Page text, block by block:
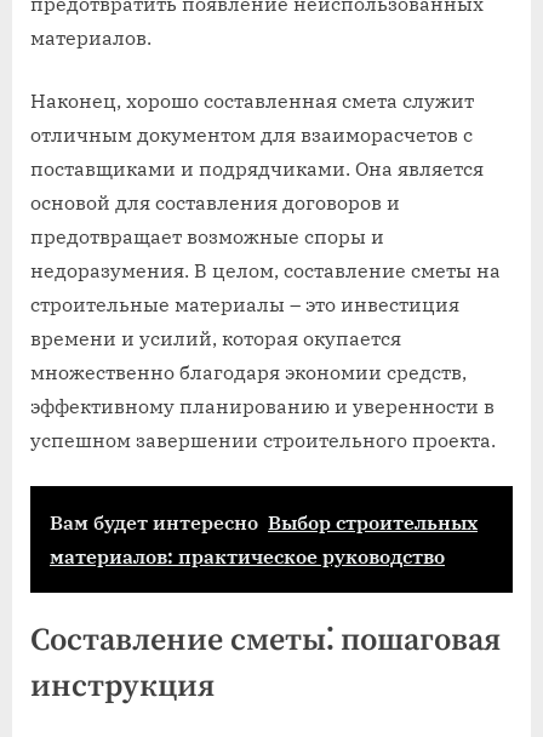
материалов.
Наконец, хорошо составленная смета служит
отличным документом для взаиморасчетов с
поставщиками и подрядчиками. Она является
основой для составления договоров и
предотвращает возможные споры и
недоразумения. В целом, составление сметы на
строительные материалы – это инвестиция
времени и усилий, которая окупается
множественно благодаря экономии средств,
эффективному планированию и уверенности в
успешном завершении строительного проекта.
Вам будет интересно Выбор строительных
материалов: практическое руководство
Составление сметы⁚ пошаговая
инструкция